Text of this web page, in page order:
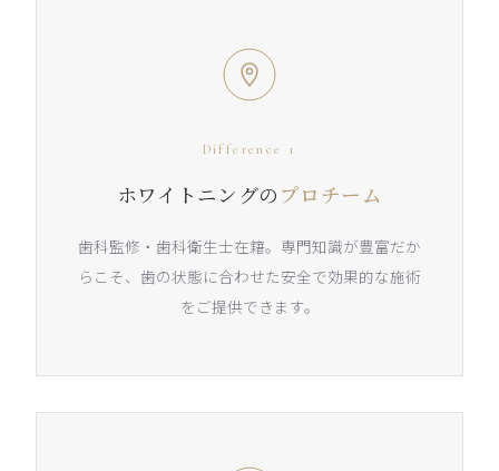
Difference 1
ホワイトニングの プロチーム
歯科監修・歯科衛生士在籍。専門知識が豊富だか
らこそ、歯の状態に合わせた安全で効果的な施術
をご提供できます。